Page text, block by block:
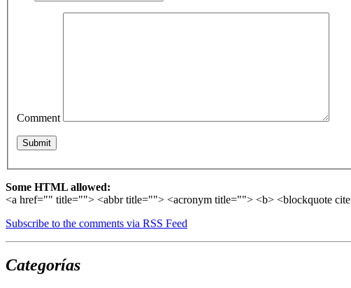
Comment
Some HTML allowed:
<a href="" title=""> <abbr title=""> <acronym title=""> <b> <blockquote
Subscribe to the comments via RSS Feed
Categorías